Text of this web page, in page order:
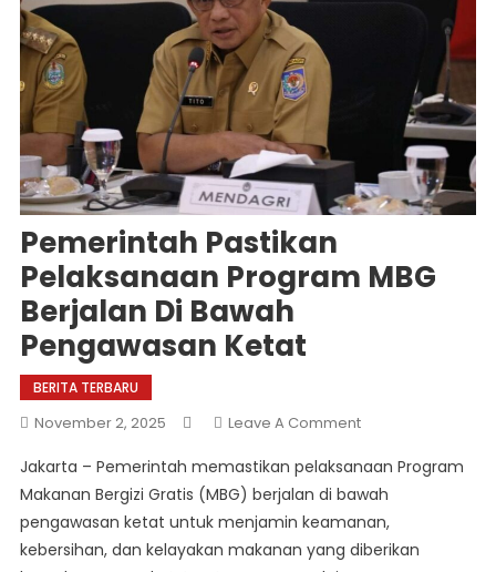
Pemerintah Pastikan
Pelaksanaan Program MBG
Berjalan Di Bawah
Pengawasan Ketat
BERITA TERBARU
November 2, 2025 Leave A CommentOn
Pastikan
Pelaksanaan
Program
MBG
Jakarta – Pemerintah memastikan pelaksanaan Program
Makanan Bergizi Gratis (MBG) berjalan di bawah
pengawasan ketat untuk menjamin keamanan,
kebersihan, dan kelayakan makanan yang diberikan